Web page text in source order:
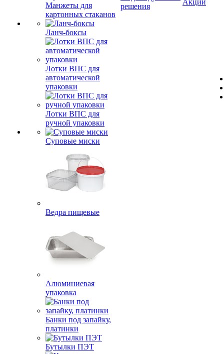
Манжеты для
картонных стаканов
Ланч-боксы
Лотки ВПС для
автоматической
упаковки
Лотки ВПС для
ручной упаковки
Суповые миски
Ведра пищевые
Алюминиевая
упаковка
Банки под запайку,
платинки
Бутылки ПЭТ
решения
Акции